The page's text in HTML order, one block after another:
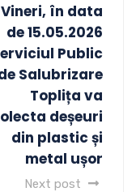
Vineri, în data
de 15.05.2026
Public
Salubrizare
Toplița va
deșeuri
din plastic și
metal ușor
Next post